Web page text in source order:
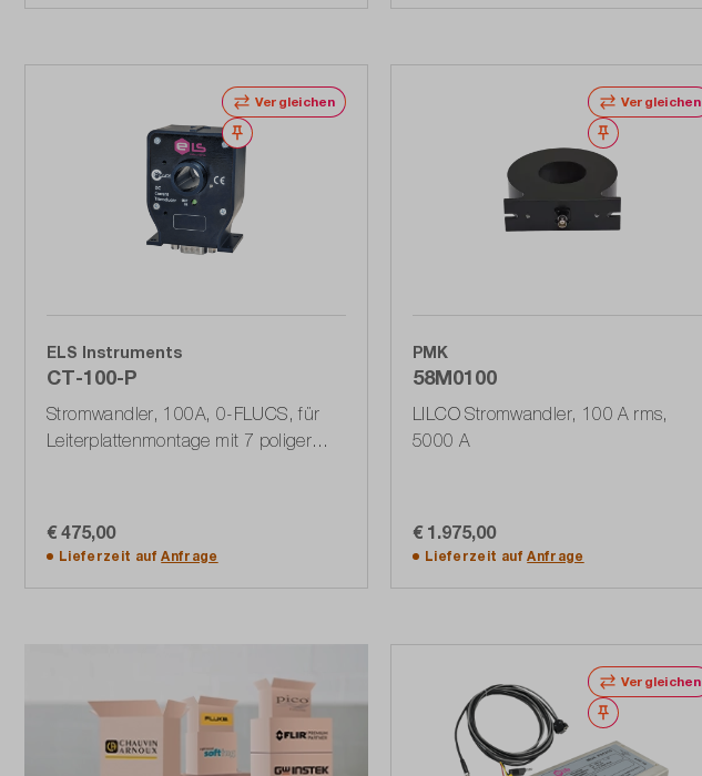
Vergleichen
Merken
ELS Instruments
CT-100-P
Stromwandler, 100A, 0-FLUCS, für
Leiterplattenmontage mit 7 poliger
€ 475,00
Lieferzeit aufAnfrage
Vergleichen
Merken
PMK
58M0100
LILCO Stromwandler, 100 A rms,
5000 A
€ 1.975,00
Lieferzeit aufAnfrage
Vergleichen
Merken